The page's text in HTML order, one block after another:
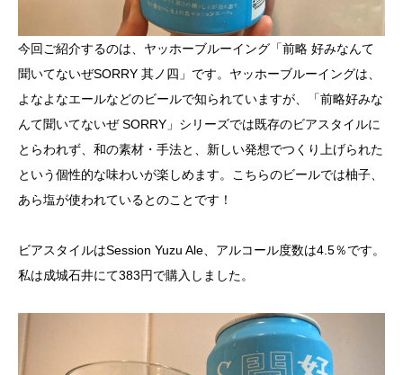
今回ご紹介するのは、ヤッホーブルーイング「前略 好みなんて
聞いてないぜSORRY 其ノ四」です。ヤッホーブルーイングは、
よなよなエールなどのビールで知られていますが、「前略好みな
んて聞いてないぜ SORRY」シリーズでは既存のビアスタイルに
とらわれず、和の素材・手法と、新しい発想でつくり上げられた
という個性的な味わいが楽しめます。こちらのビールでは柚子、
あら塩が使われているとのことです！
ビアスタイルはSession Yuzu Ale、アルコール度数は4.5％です。
私は成城石井にて383円で購入しました。